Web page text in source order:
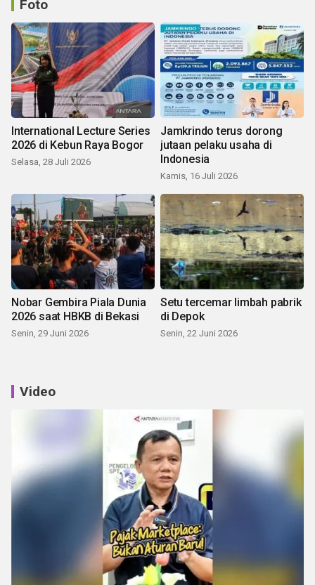
Foto
International Lecture Series
2026 di Kebun Raya Bogor
Selasa, 28 Juli 2026
Jamkrindo terus dorong
jutaan pelaku usaha di
Indonesia
Kamis, 16 Juli 2026
Nobar Gembira Piala Dunia
2026 saat HBKB di Bekasi
Senin, 29 Juni 2026
Setu tercemar limbah pabrik
di Depok
Senin, 22 Juni 2026
Video